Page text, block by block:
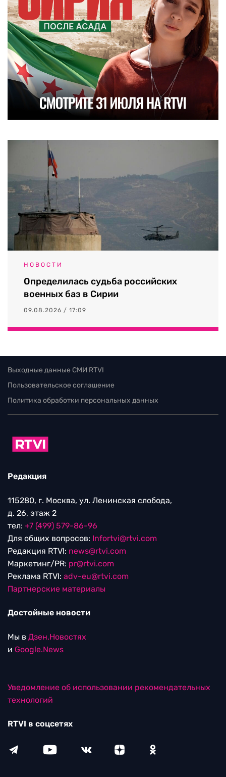
НОВОСТИ
Определилась судьба российских
военных баз в Сирии
09.08.2026 / 17:09
Выходные данные СМИ RTVI
Пользовательское соглашение
Политика обработки персональных данных
Редакция
115280, г. Москва, ул. Ленинская слобода,
д. 26, этаж 2
тел: +7 (499) 579-86-96
Для общих вопросов: Infortvi@rtvi.com
Редакция RTVI: news@rtvi.com
Маркетинг/PR: pr@rtvi.com
Реклама RTVI: adv-eu@rtvi.com
Партнерские материалы
Достойные новости
Мы в Дзен.Новостях
и Google.News
Уведомление об использовании рекомендательных
технологий
RTVI в соцсетях